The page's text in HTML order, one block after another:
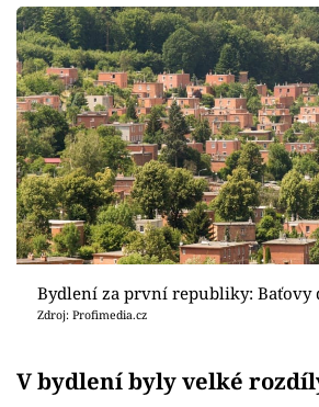
Bydlení za první republiky: Baťovy
Zdroj: Profimedia.cz
V bydlení byly velké